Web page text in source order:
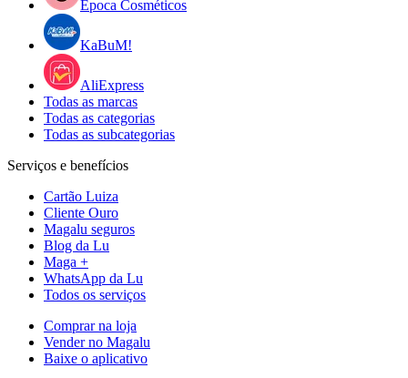
Epoca Cosméticos
KaBuM!
AliExpress
Todas as marcas
Todas as categorias
Todas as subcategorias
Serviços e benefícios
Cartão Luiza
Cliente Ouro
Magalu seguros
Blog da Lu
Maga +
WhatsApp da Lu
Todos os serviços
Comprar na loja
Vender no Magalu
Baixe o aplicativo